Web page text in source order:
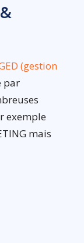
(gestion
par
exemple
mais